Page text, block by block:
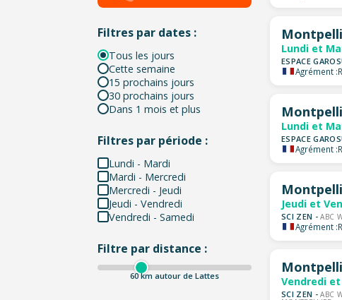
Filtres par dates :
Tous les jours
Cette semaine
15 prochains jours
30 prochains jours
Dans 1 mois et plus
Filtres par période :
Lundi - Mardi
Mardi - Mercredi
Mercredi - Jeudi
Jeudi - Vendredi
Vendredi - Samedi
Filtre par distance :
60km autour de Lattes
Lundi et
ESPACE
Agrément :
Lundi et
ESPACE
Agrément :
Jeudi et
SCI ZEN -ABC
Agrément :
Vendredi
SCI ZEN -ABC